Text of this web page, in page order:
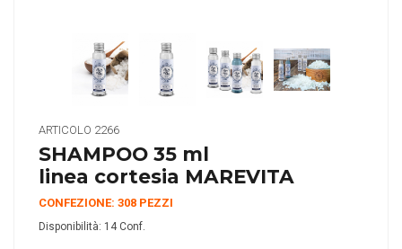
ARTICOLO 2266
SHAMPOO 35 ml
linea cortesia MAREVITA
CONFEZIONE: 308 PEZZI
Disponibilità: 14 Conf.